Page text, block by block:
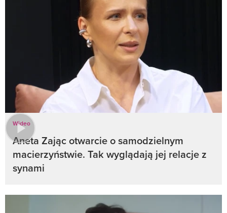
Wideo
Aneta Zając otwarcie o samodzielnym
macierzyństwie. Tak wyglądają jej relacje z
synami